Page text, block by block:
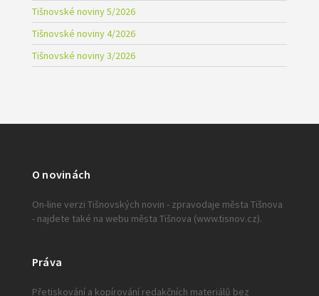
Tišnovské noviny 5/2026
Tišnovské noviny 4/2026
Tišnovské noviny 3/2026
O novinách
On-line verzi Tišnovských novin - zpravodaje města Tišnova
- najdete také na webu města Tišnova (www.tisnov.cz).
Práva
Přetiskování a kopírování redakčních materiálů bez